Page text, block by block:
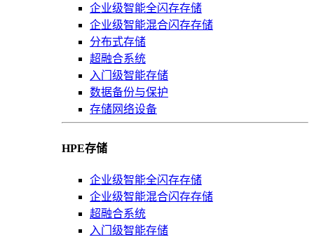
企业级智能全闪存存储
企业级智能混合闪存存储
分布式存储
超融合系统
入门级智能存储
数据备份与保护
存储网络设备
HPE存储
企业级智能全闪存存储
企业级智能混合闪存存储
超融合系统
入门级智能存储